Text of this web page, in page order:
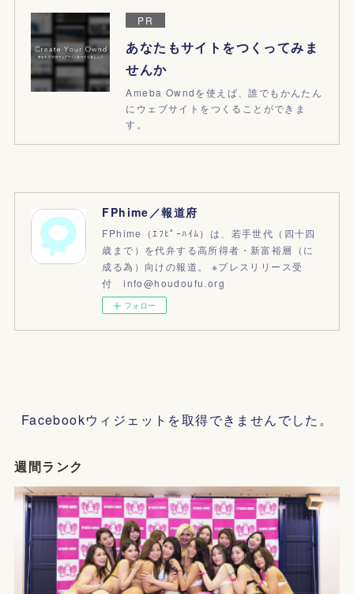
PR
あなたもサイトをつくってみま
せんか
Ameba Owndを使えば、誰でもかんたん
にウェブサイトをつくることができま
す。
FPhime／報道府
FPhime（ｴﾌﾋﾟｰﾊｲﾑ）は、若手世代（四十四
歳まで）を代弁する高所得者・新富裕層（に
成る為）向けの報道。 ※プレスリリース受
付 info@houdoufu.org
フォロー
Facebookウィジェットを取得できませんでした。
週間ランク